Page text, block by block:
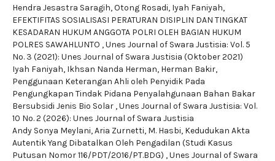
Hendra Jesastra Saragih, Otong Rosadi, Iyah Faniyah,
EFEKTIFITAS SOSIALISASI PERATURAN DISIPLIN DAN TINGKAT
KESADARAN HUKUM ANGGOTA POLRI OLEH BAGIAN HUKUM
POLRES SAWAHLUNTO ,Unes Journal of Swara Justisia: Vol. 5
No. 3 (2021): Unes Journal of Swara Justisia (Oktober 2021)
Iyah Faniyah, Ikhsan Nanda Herman, Herman Bakir,
Penggunaan Keterangan Ahli oleh Penyidik Pada
Pengungkapan Tindak Pidana Penyalahgunaan Bahan Bakar
Bersubsidi Jenis Bio Solar ,Unes Journal of Swara Justisia: Vol.
10 No. 2 (2026): Unes Journal of Swara Justisia
Andy Sonya Meylani, Aria Zurnetti, M. Hasbi, Kedudukan Akta
Autentik Yang Dibatalkan Oleh Pengadilan (Studi Kasus
Putusan Nomor 116/PDT/2016/PT.BDG) ,Unes Journal of Swara